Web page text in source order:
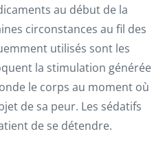
au début de la
circonstances au fil des
utilisés sont les
la stimulation générée
le corps au moment où
de sa peur. Les sédatifs
de se détendre.